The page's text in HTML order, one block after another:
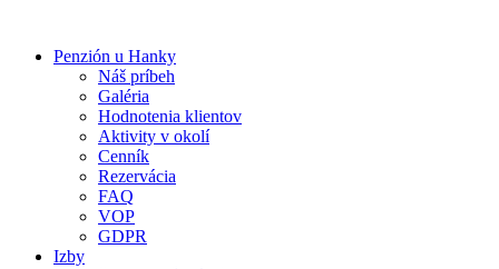
Penzión u Hanky
Náš príbeh
Galéria
Hodnotenia klientov
Aktivity v okolí
Cenník
Rezervácia
FAQ
VOP
GDPR
Izby